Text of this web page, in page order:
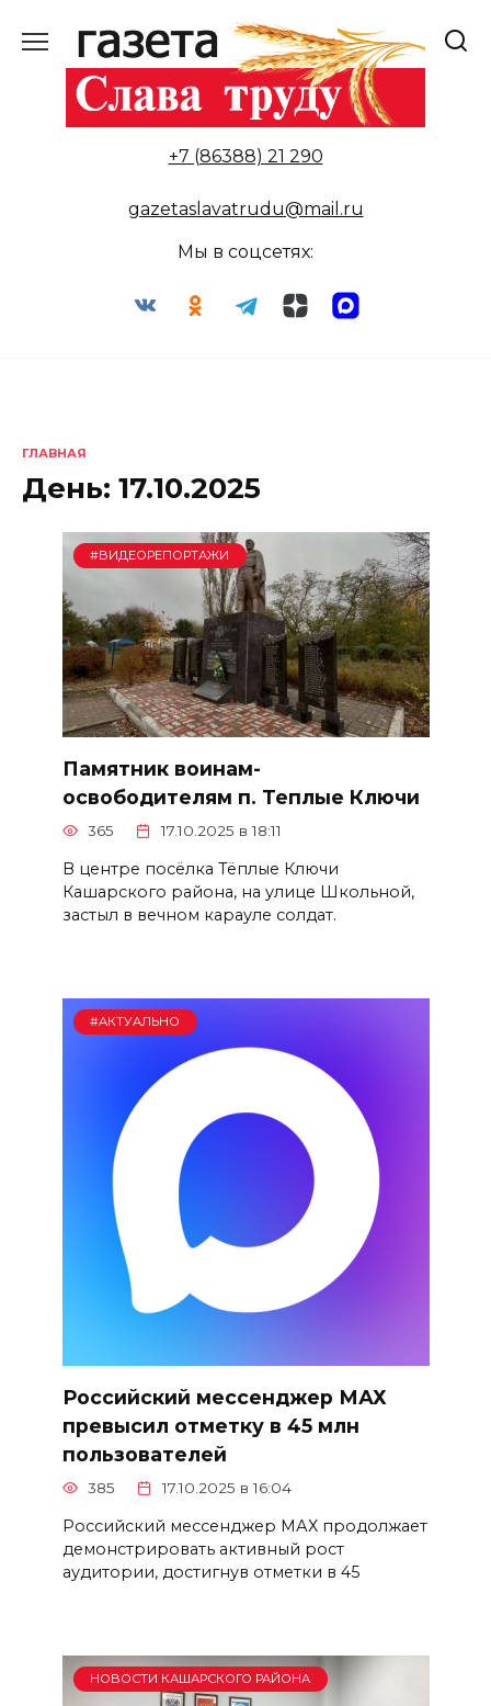
содержанию
+7 (86388) 21 290
gazetaslavatrudu@mail.ru
Мы в соцсетях:
ГЛАВНАЯ
День: 17.10.2025
#ВИДЕОРЕПОРТАЖИ
Памятник воинам-
освободителям п. Теплые Ключи
365 17.10.2025 в 18:11
В центре посёлка Тёплые Ключи
Кашарского района, на улице Школьной,
застыл в вечном карауле солдат.
#АКТУАЛЬНО
Российский мессенджер МАХ
превысил отметку в 45 млн
пользователей
385 17.10.2025 в 16:04
Российский мессенджер МАХ продолжает
демонстрировать активный рост
аудитории, достигнув отметки в 45
НОВОСТИ КАШАРСКОГО РАЙОНА